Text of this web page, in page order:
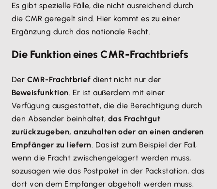
Es gibt spezielle Fälle, die nicht ausreichend durch
die CMR geregelt sind. Hier kommt es zu einer
Ergänzung durch das nationale Recht.
Die Funktion eines CMR-Frachtbriefs
Der CMR-Frachtbrief dient nicht nur der
Beweisfunktion. Er ist außerdem mit einer
Verfügung ausgestattet, die die Berechtigung durch
den Absender beinhaltet, das Frachtgut
zurückzugeben, anzuhalten oder an einen anderen
Empfänger zu liefern. Das ist zum Beispiel der Fall,
wenn die Fracht zwischengelagert werden muss,
sozusagen wie das Postpaket in der Packstation, das
dort von dem Empfänger abgeholt werden muss.